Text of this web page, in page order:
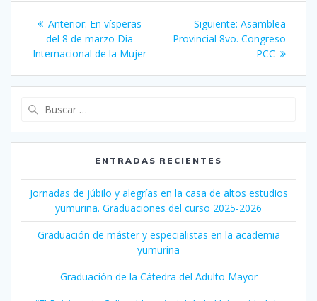
Navegación
de
entradas
Anterior: Entrada
anterior:
En vísperas
del 8 de marzo Día
Internacional de la Mujer
Siguiente: Siguiente
entrada:
Asamblea
Provincial 8vo. Congreso
PCC
ENTRADAS RECIENTES
Jornadas de júbilo y alegrías en la casa de altos estudios
yumurina. Graduaciones del curso 2025-2026
Graduación de máster y especialistas en la academia
yumurina
Graduación de la Cátedra del Adulto Mayor